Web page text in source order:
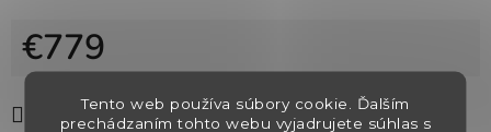
Tento web používa súbory cookie. Ďalším
prechádzaním tohto webu vyjadrujete súhlas s
€779
Jednotková cena:
Opýtať sa
Strážiť